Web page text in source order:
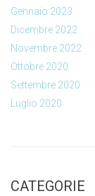
Gennaio 2023
Dicembre 2022
Novembre 2022
Ottobre 2020
Settembre 2020
Luglio 2020
CATEGORIE